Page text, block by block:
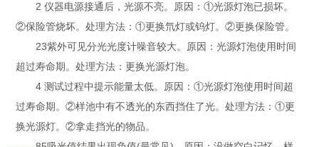
2 仪器电源接通后，光源不亮。原因：①光源灯泡已损坏。
②保险管烧坏。处理方法：①更换氘灯或钨灯。②更换保险管。
23紫外可见分光光度计噪音较大。原因：光源灯泡使用时间
超过寿命期。处理方法：更换光源灯泡。
4 测试过程中提示能量太低。原因：①光源灯泡使用时间超
过寿命期。②样池中有不透光的东西挡住了光。处理方法：①更
换光源灯。②拿走挡光的物品。